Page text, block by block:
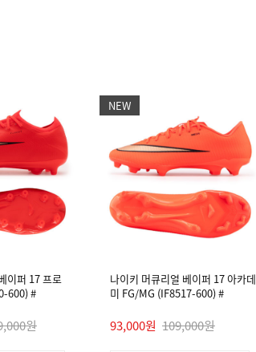
이퍼 17 프로
600) #
원
NEW
나이키 머큐리얼 베이퍼 17 아카데
미 FG/MG (IF8517-600) #
93,000원 109,000원